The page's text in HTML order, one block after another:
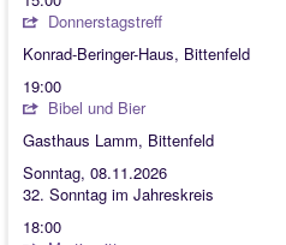
Donnerstagstreff
Konrad-Beringer-Haus, Bittenfeld
19:00
Bibel und Bier
Gasthaus Lamm, Bittenfeld
Sonntag, 08.11.2026
32. Sonntag im Jahreskreis
18:00